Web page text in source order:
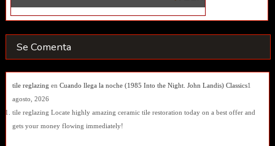
Se Comenta
tile reglazing en Cuando llega la noche (1985 Into the Night. John Landis) Classics1
agosto, 2026
tile reglazing Locate highly amazing ceramic tile restoration today on a best offer and
gets your money flowing immediately!